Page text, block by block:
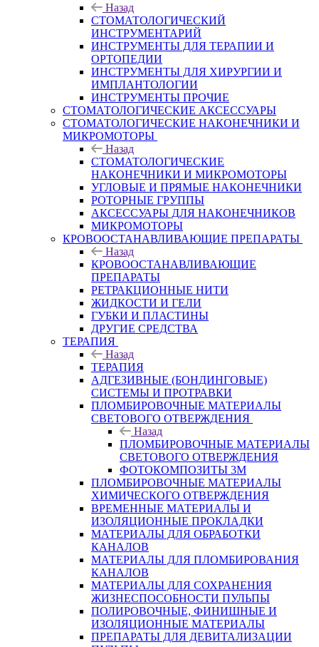
Назад
СТОМАТОЛОГИЧЕСКИЙ
ИНСТРУМЕНТАРИЙ
ИНСТРУМЕНТЫ ДЛЯ ТЕРАПИИ И
ОРТОПЕДИИ
ИНСТРУМЕНТЫ ДЛЯ ХИРУРГИИ И
ИМПЛАНТОЛОГИИ
ИНСТРУМЕНТЫ ПРОЧИЕ
СТОМАТОЛОГИЧЕСКИЕ АКСЕССУАРЫ
СТОМАТОЛОГИЧЕСКИЕ НАКОНЕЧНИКИ И
МИКРОМОТОРЫ
Назад
СТОМАТОЛОГИЧЕСКИЕ
НАКОНЕЧНИКИ И МИКРОМОТОРЫ
УГЛОВЫЕ И ПРЯМЫЕ НАКОНЕЧНИКИ
РОТОРНЫЕ ГРУППЫ
АКСЕССУАРЫ ДЛЯ НАКОНЕЧНИКОВ
МИКРОМОТОРЫ
КРОВООСТАНАВЛИВАЮЩИЕ ПРЕПАРАТЫ
Назад
КРОВООСТАНАВЛИВАЮЩИЕ
ПРЕПАРАТЫ
РЕТРАКЦИОННЫЕ НИТИ
ЖИДКОСТИ И ГЕЛИ
ГУБКИ И ПЛАСТИНЫ
ДРУГИЕ СРЕДСТВА
ТЕРАПИЯ
Назад
ТЕРАПИЯ
АДГЕЗИВНЫЕ (БОНДИНГОВЫЕ)
СИСТЕМЫ И ПРОТРАВКИ
ПЛОМБИРОВОЧНЫЕ МАТЕРИАЛЫ
СВЕТОВОГО ОТВЕРЖДЕНИЯ
Назад
ПЛОМБИРОВОЧНЫЕ МАТЕРИАЛЫ
СВЕТОВОГО ОТВЕРЖДЕНИЯ
ФОТОКОМПОЗИТЫ 3М
ПЛОМБИРОВОЧНЫЕ МАТЕРИАЛЫ
ХИМИЧЕСКОГО ОТВЕРЖДЕНИЯ
ВРЕМЕННЫЕ МАТЕРИАЛЫ И
ИЗОЛЯЦИОННЫЕ ПРОКЛАДКИ
МАТЕРИАЛЫ ДЛЯ ОБРАБОТКИ
КАНАЛОВ
МАТЕРИАЛЫ ДЛЯ ПЛОМБИРОВАНИЯ
КАНАЛОВ
МАТЕРИАЛЫ ДЛЯ СОХРАНЕНИЯ
ЖИЗНЕСПОСОБНОСТИ ПУЛЬПЫ
ПОЛИРОВОЧНЫЕ, ФИНИШНЫЕ И
ИЗОЛЯЦИОННЫЕ МАТЕРИАЛЫ
ПРЕПАРАТЫ ДЛЯ ДЕВИТАЛИЗАЦИИ